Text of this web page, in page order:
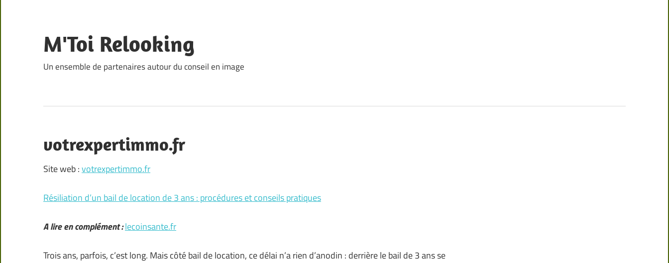
content
M'Toi Relooking
Un ensemble de partenaires autour du conseil en image
votrexpertimmo.fr
Site web :votrexpertimmo.fr
Résiliation d’un bail de location de 3 ans : procédures et conseils pratiques
A lire en complément :lecoinsante.fr
Trois ans, parfois, c’est long. Mais côté bail de location, ce délai n’a rien d’anodin : derrière le bail de 3 ans se